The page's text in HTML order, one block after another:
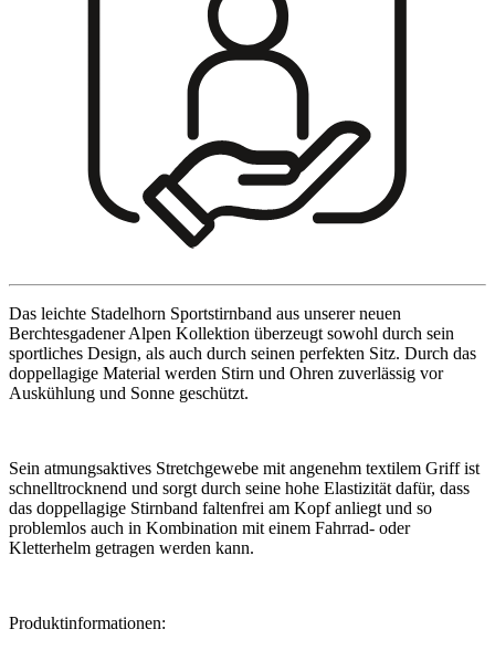
Das leichte Stadelhorn Sportstirnband aus unserer neuen
Berchtesgadener Alpen Kollektion überzeugt sowohl durch sein
sportliches Design, als auch durch seinen perfekten Sitz. Durch das
doppellagige Material werden Stirn und Ohren zuverlässig vor
Auskühlung und Sonne geschützt.
Sein atmungsaktives Stretchgewebe mit angenehm textilem Griff ist
schnelltrocknend und sorgt durch seine hohe Elastizität dafür, dass
das doppellagige Stirnband faltenfrei am Kopf anliegt und so
problemlos auch in Kombination mit einem Fahrrad- oder
Kletterhelm getragen werden kann.
Produktinformationen: